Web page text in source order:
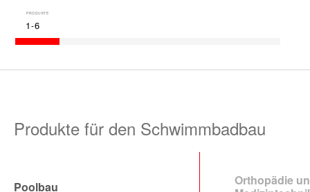
PRODUKTE
1-6
Produkte für den Schwimmbadbau
Poolbau
Orthopädie